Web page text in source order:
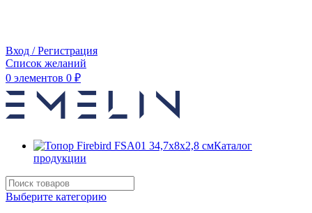
Вход / Регистрация
Список желаний
0 элементов 0 ₽
Каталог
продукции
Выберите категорию